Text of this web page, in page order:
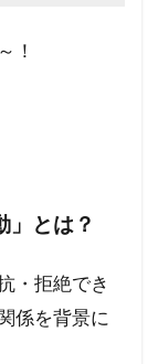
！
」とは？
・拒絶でき
係を背景に